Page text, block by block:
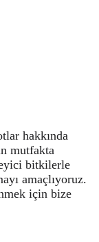
hakkında
mutfakta
bitkilerle
amaçlıyoruz.
için bize